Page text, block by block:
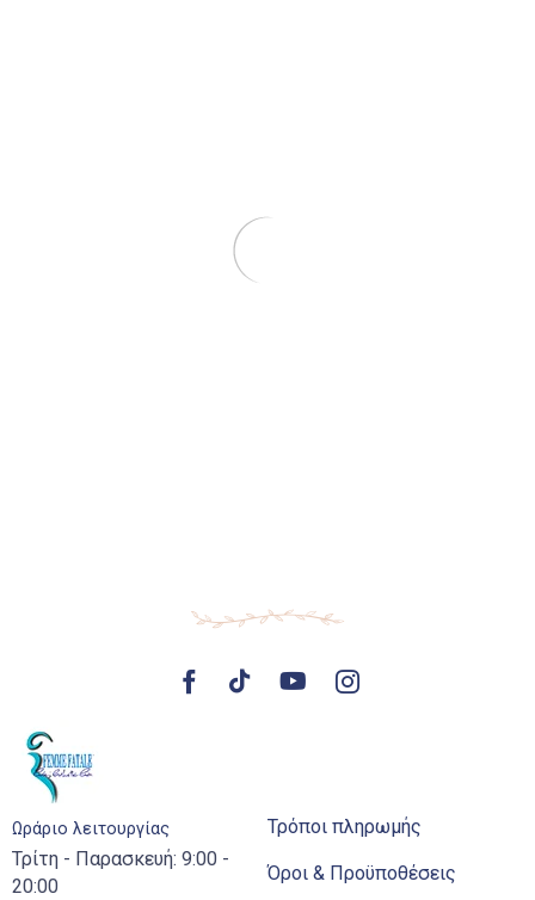
Ωράριο λειτουργίας
Τρίτη - Παρασκευή: 9:00 -
20:00
Τρόποι πληρωμής
Όροι & Προϋποθέσεις